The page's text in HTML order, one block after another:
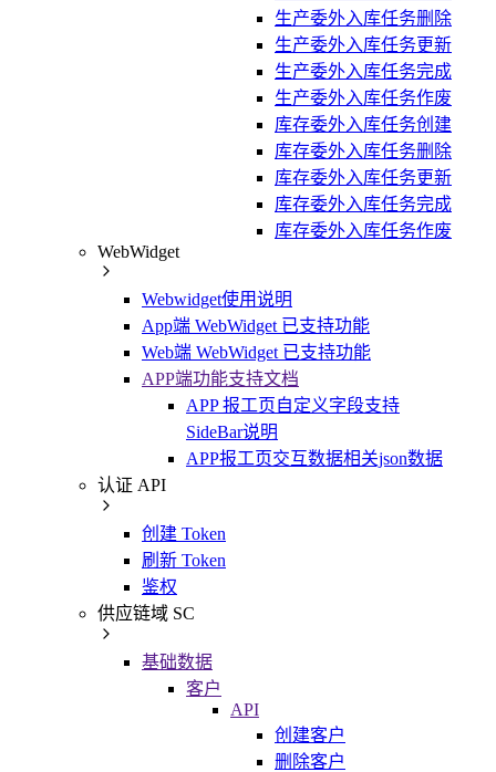
生产委外入库任务删除
生产委外入库任务更新
生产委外入库任务完成
生产委外入库任务作废
库存委外入库任务创建
库存委外入库任务删除
库存委外入库任务更新
库存委外入库任务完成
库存委外入库任务作废
WebWidget
Webwidget使用说明
App端 WebWidget 已支持功能
Web端 WebWidget 已支持功能
APP端功能支持文档
APP 报工页自定义字段支持
SideBar说明
APP报工页交互数据相关json数据
认证 API
创建 Token
刷新 Token
鉴权
供应链域 SC
基础数据
客户
API
创建客户
删除客户